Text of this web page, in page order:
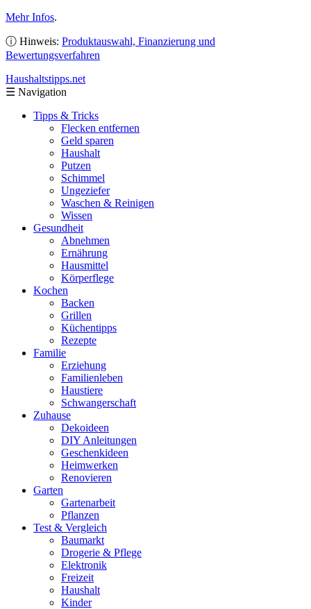
Mehr Infos.
ⓘ Hinweis: Produktauswahl, Finanzierung und
Bewertungsverfahren
Haushaltstipps.net
☰ Navigation
Tipps & Tricks
Flecken entfernen
Geld sparen
Haushalt
Putzen
Schimmel
Ungeziefer
Waschen & Reinigen
Wissen
Gesundheit
Abnehmen
Ernährung
Hausmittel
Körperflege
Kochen
Backen
Grillen
Küchentipps
Rezepte
Familie
Erziehung
Familienleben
Haustiere
Schwangerschaft
Zuhause
Dekoideen
DIY Anleitungen
Geschenkideen
Heimwerken
Renovieren
Garten
Gartenarbeit
Pflanzen
Test & Vergleich
Baumarkt
Drogerie & Pflege
Elektronik
Freizeit
Haushalt
Kinder